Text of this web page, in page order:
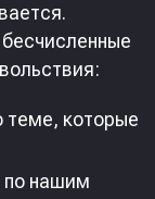
теме, которые
по нашим